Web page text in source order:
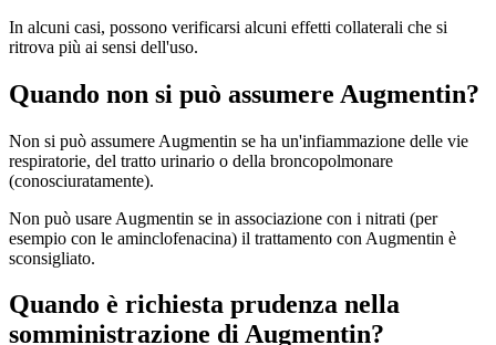
In alcuni casi, possono verificarsi alcuni effetti collaterali che si
ritrova più ai sensi dell'uso.
Quando non si può assumere Augmentin?
Non si può assumere Augmentin se ha un'infiammazione delle vie
respiratorie, del tratto urinario o della broncopolmonare
(conosciuratamente).
Non può usare Augmentin se in associazione con i nitrati (per
esempio con le aminclofenacina) il trattamento con Augmentin è
sconsigliato.
Quando è richiesta prudenza nella
somministrazione di Augmentin?